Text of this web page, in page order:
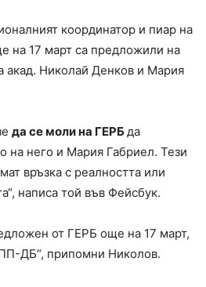
координатор и пиар на
на 17 март са предложили на
Николай Денков и Мария
да се моли на ГЕРБда
на него и Мария Габриел. Тези
връзка с реалността или
написа той във Фейсбук.
от ГЕРБ още на 17 март,
ДБ“, припомни Николов.